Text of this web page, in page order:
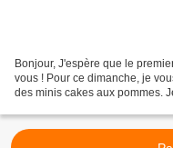
Bonjour, J'espère que le
vous ! Pour ce dimanche, je
des minis cakes aux pommes.